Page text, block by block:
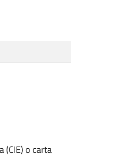
(CIE) o carta